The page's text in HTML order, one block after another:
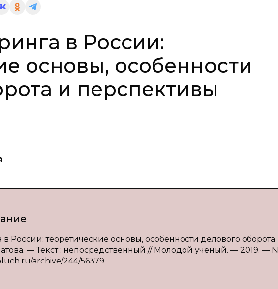
в России:
основы, особенности
и перспективы
России: теоретические основы, особенности делового оборота
— Текст : непосредственный // Молодой ученый. — 2019. —
archive/244/56379.